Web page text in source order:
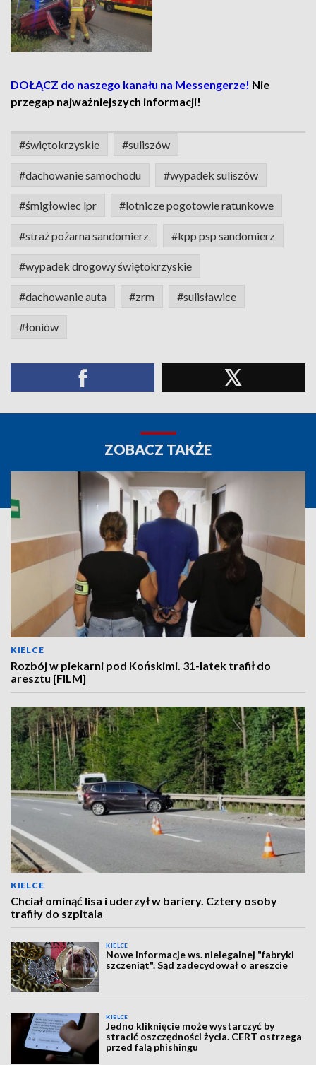
DOŁĄCZ do naszego kanału na Messengerze! Nie
przegap najważniejszych informacji!
#świętokrzyskie #suliszów
#dachowanie samochodu #wypadek suliszów
#śmigłowiec lpr #lotnicze pogotowie ratunkowe
#straż pożarna sandomierz #kpp psp sandomierz
#wypadek drogowy świętokrzyskie
#dachowanie auta #zrm #sulisławice
#łoniów
ZOBACZ TAKŻE
KIELCE
Rozbój w piekarni pod Końskimi. 31-latek trafił do
aresztu [FILM]
KIELCE
Chciał ominąć lisa i uderzył w bariery. Cztery osoby
trafiły do szpitala
KIELCE
Nowe informacje ws. nielegalnej "fabryki
szczeniąt". Sąd zadecydował o areszcie
KIELCE
Jedno kliknięcie może wystarczyć by
stracić oszczędności życia. CERT ostrzega
przed falą phishingu